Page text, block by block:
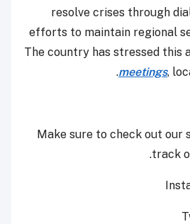
resolve crises through
efforts to maintain regional
The country has stressed this
meetings,
.
Make sure to check out our
track